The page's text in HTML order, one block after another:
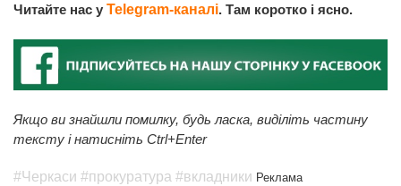
Читайте нас у Telegram-каналі. Там коротко і ясно.
Якщо ви знайшли помилку, будь ласка, виділіть частину
тексту і натисніть Ctrl+Enter
#Черкаси #прокуратура #вкладники Реклама